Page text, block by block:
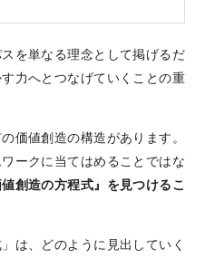
を単なる理念として掲げるだ
力へとつなげていくことの重
価値創造の構造があります。
ークに当てはめることではな
創造の方程式』を見つけるこ
は、どのように見出していく